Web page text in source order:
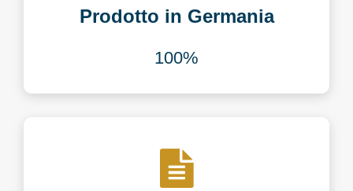
Prodotto in Germania
100%